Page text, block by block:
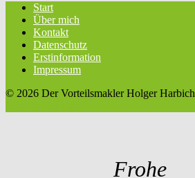
Start
Über mich
Kontakt
Datenschutz
Erstinformation
Impressum
© 2026 Der Vorteilsmakler Holger Harbich
Frohe